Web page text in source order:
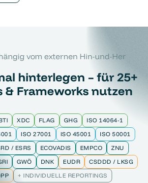
vom externen Hin-und-Her
hinterlegen – für 25+
& Frameworks nutzen
XDC FLAG GHG
ISO 14064-1
ISO 27001 ISO 45001
ISO 50001
/ ESRS ECOVADIS EMPCO
ZNU
GWÖ DNK EUDR
CSDDD / LKSG
+ INDIVIDUELLE REPORTINGS